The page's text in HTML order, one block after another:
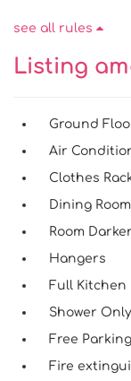
see all rules
Listing
Ground
Air
Clothes
Dining
Room
Hangers
Full Kitchen
Shower Only
Free Parking
Fire